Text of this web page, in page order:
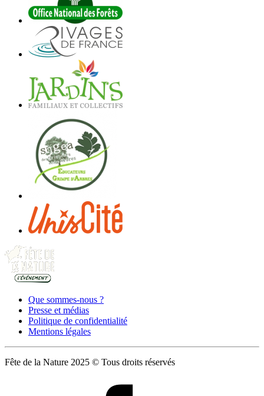
Que sommes-nous ?
Presse et médias
Politique de confidentialité
Mentions légales
Fête de la Nature 2025 © Tous droits réservés